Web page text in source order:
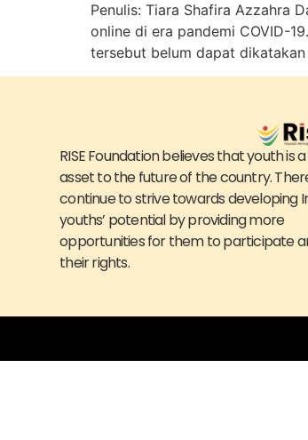
Penulis: Tiara Shafira Azzahra
online di era pandemi COVID-
tersebut belum dapat
RISE Foundation believes that youth is
asset to the future of the country.
continue to strive towards developing
youths’ potential by providing more
opportunities for them to participate
their rights.